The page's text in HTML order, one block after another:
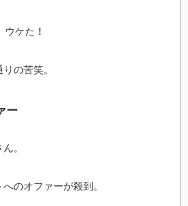
ケた！
の苦笑。
ー
。
のオファーが殺到。